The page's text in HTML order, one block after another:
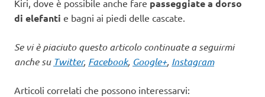
Kiri, dove è possibile anche fare passeggiate a dorso
di elefanti e bagni ai piedi delle cascate.
Se vi è piaciuto questo articolo continuate a seguirmi
anche su Twitter, Facebook, Google+, Instagram
Articoli correlati che possono interessarvi: